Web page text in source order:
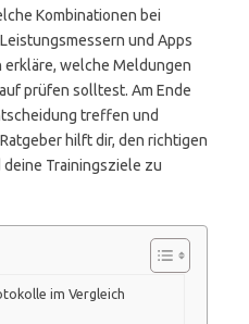
Kombinationen bei
und Apps
welche Meldungen
prüfen solltest. Am Ende
treffen und
hilft dir, den richtigen
Trainingsziele zu
im Vergleich